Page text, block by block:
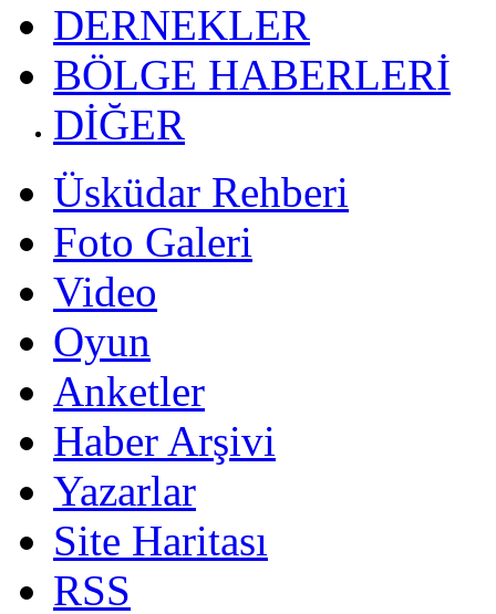
DERNEKLER
BÖLGE HABERLERİ
DİĞER
Üsküdar Rehberi
Foto Galeri
Video
Oyun
Anketler
Haber Arşivi
Yazarlar
Site Haritası
RSS